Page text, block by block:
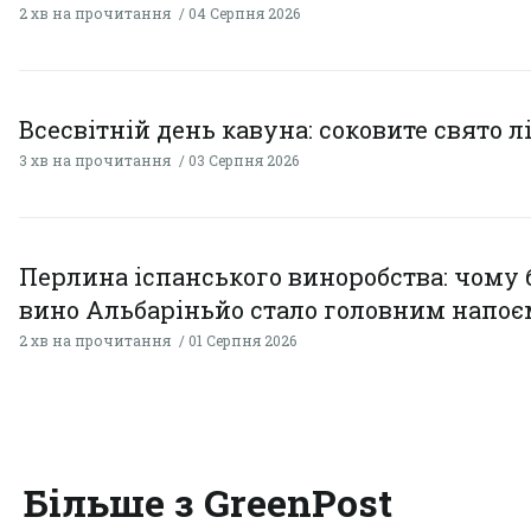
2 хв на прочитання 04 Серпня 2026
Всесвітній день кавуна: соковите свято
3 хв на прочитання 03 Серпня 2026
Перлина іспанського виноробства: чому
вино Альбаріньйо стало головним
2 хв на прочитання 01 Серпня 2026
Більше з GreenPost